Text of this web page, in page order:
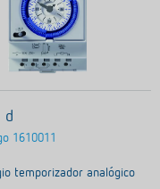
d
1610011
temporizador analógico